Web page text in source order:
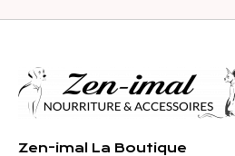
Zen-imal La Boutique